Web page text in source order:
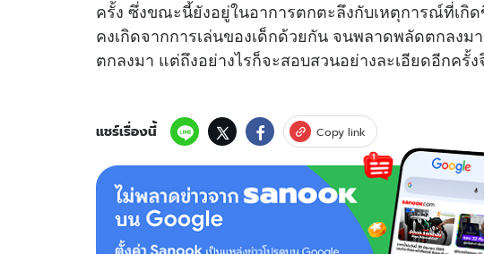
ครั้ง ซึ่งขณะนี้ยังอยู่ในอาการตกตะลึงกับเหตุการณ์ที่เกิ
คงเกิดจากการเล่นของเด็กด้วยกัน จนพลาดพลัดตกลงม
ตกลงมา แต่ถึงอย่างไรก็จะสอบสวนอย่างละเอียดอีกครั้
แชร์เรื่องนี้ Copy link